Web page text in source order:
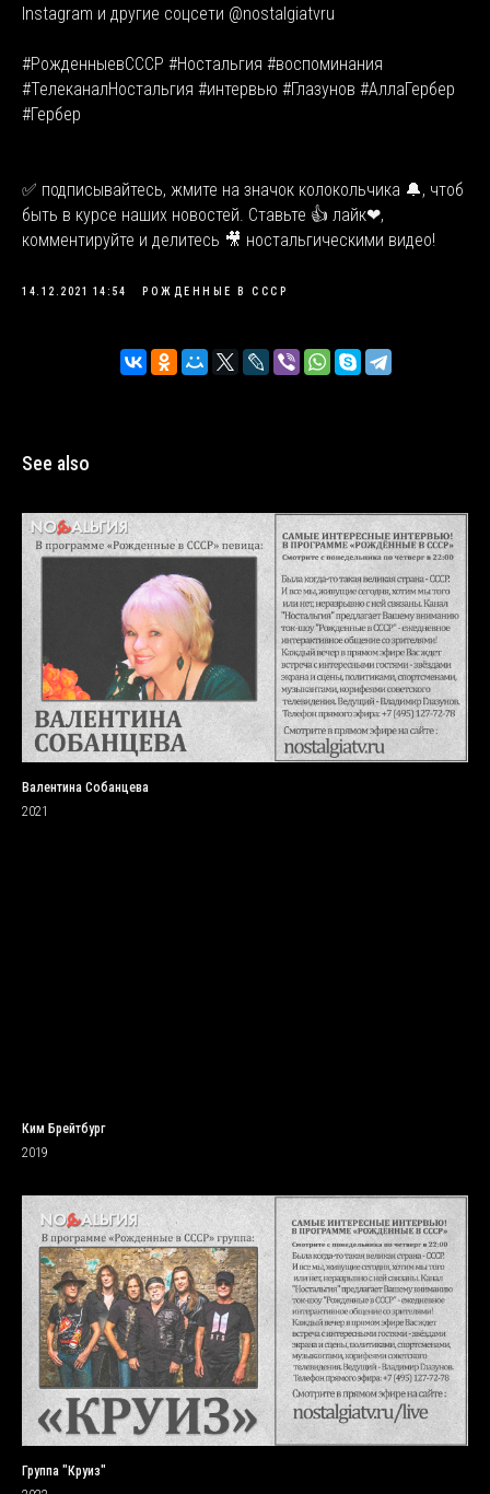
Instagram и другие соцсети @nostalgiatvru
#РожденныевСССР #Ностальгия #воспоминания
#ТелеканалНостальгия #интервью #Глазунов #АллаГербер
#Гербер
✅ подписывайтесь, жмите на значок колокольчика 🔔, чтоб
быть в курсе наших новостей. Ставьте 👍 лайк❤,
комментируйте и делитесь 🎥 ностальгическими видео!
14.12.2021 14:54 РОЖДЕННЫЕ В СССР
See also
Валентина Собанцева
2021
Ким Брейтбург
2019
Группа "Круиз"